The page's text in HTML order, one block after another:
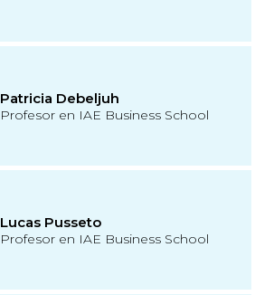
Patricia Debeljuh
Profesor en IAE Business School
Lucas Pusseto
Profesor en IAE Business School